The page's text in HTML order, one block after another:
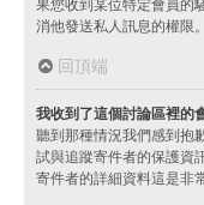
果您收到某位特定會員的
消他發送私人訊息的權限。
回頂端
我收到了這個討論區裡的
聽到那種情況我們感到抱
試與追蹤寄件者的保護資
寄件者的詳細資料這是非